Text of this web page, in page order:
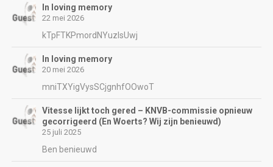
In loving memory
22 mei 2026
kTpFTKPmordNYuzIsUwj
In loving memory
20 mei 2026
mniTXYigVysSCjgnhfOOwoT
Vitesse lijkt toch gered – KNVB-commissie opnieuw
gecorrigeerd (En Woerts? Wij zijn benieuwd)
25 juli 2025
Ben benieuwd